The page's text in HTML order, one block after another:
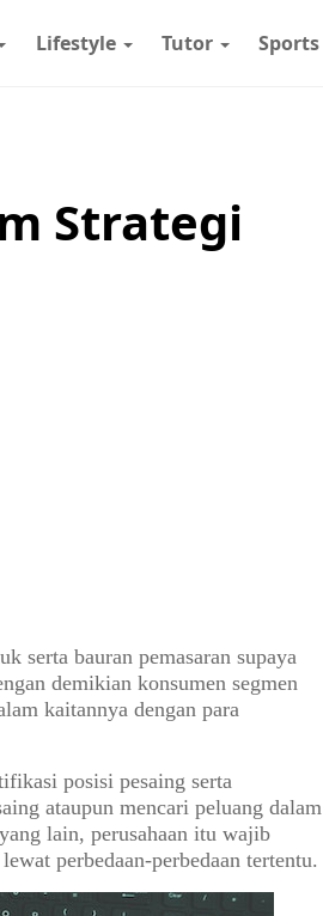
Lifestyle Tutor Sports
Strategi
serta bauran pemasaran supaya
demikian konsumen segmen
kaitannya dengan para
posisi pesaing serta
ataupun mencari peluang dalam
lain, perusahaan itu wajib
perbedaan-perbedaan tertentu.